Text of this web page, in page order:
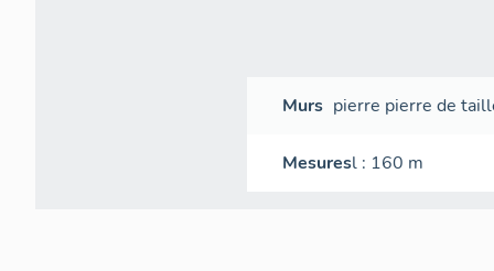
Murs pierre pierre de
Mesuresl : 160 m